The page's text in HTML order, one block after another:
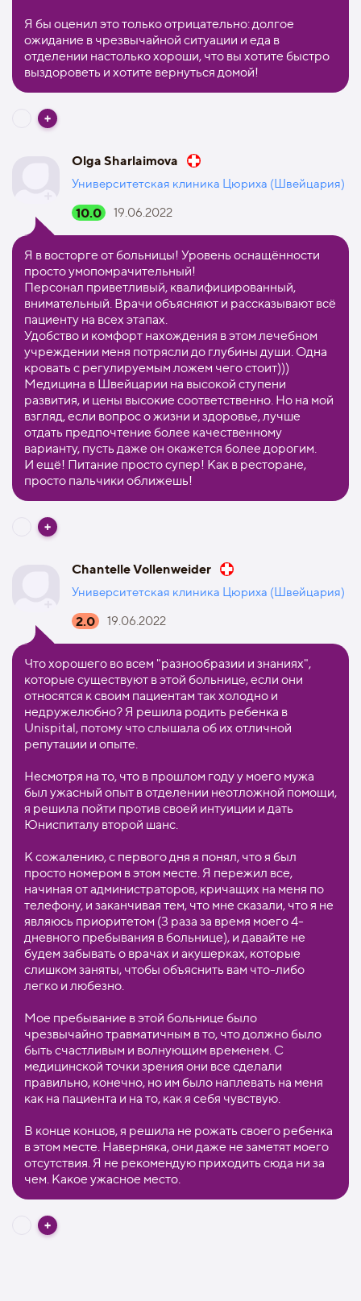
Я бы оценил это только отрицательно: долгое
ожидание в чрезвычайной ситуации и еда в
отделении настолько хороши, что вы хотите быстро
выздороветь и хотите вернуться домой!
Olga Sharlaimova
Университетская клиника Цюриха (Швейцария)
10.0 19.06.2022
Я в восторге от больницы! Уровень оснащённости
просто умопомрачительный!
Персонал приветливый, квалифицированный,
внимательный. Врачи объясняют и рассказывают всё
пациенту на всех этапах.
Удобство и комфорт нахождения в этом лечебном
учреждении меня потрясли до глубины души. Одна
кровать с регулируемым ложем чего стоит)))
Медицина в Швейцарии на высокой ступени
развития, и цены высокие соответственно. Но на мой
взгляд, если вопрос о жизни и здоровье, лучше
отдать предпочтение более качественному
варианту, пусть даже он окажется более дорогим.
И ещё! Питание просто супер! Как в ресторане,
просто пальчики оближешь!
Chantelle Vollenweider
Университетская клиника Цюриха (Швейцария)
2.0 19.06.2022
Что хорошего во всем "разнообразии и знаниях",
которые существуют в этой больнице, если они
относятся к своим пациентам так холодно и
недружелюбно? Я решила родить ребенка в
Unispital, потому что слышала об их отличной
репутации и опыте.
Несмотря на то, что в прошлом году у моего мужа
был ужасный опыт в отделении неотложной помощи,
я решила пойти против своей интуиции и дать
Юниспиталу второй шанс.
К сожалению, с первого дня я понял, что я был
просто номером в этом месте. Я пережил все,
начиная от администраторов, кричащих на меня по
телефону, и заканчивая тем, что мне сказали, что я не
являюсь приоритетом (3 раза за время моего 4-
дневного пребывания в больнице), и давайте не
будем забывать о врачах и акушерках, которые
слишком заняты, чтобы объяснить вам что-либо
легко и любезно.
Мое пребывание в этой больнице было
чрезвычайно травматичным в то, что должно было
быть счастливым и волнующим временем. С
медицинской точки зрения они все сделали
правильно, конечно, но им было наплевать на меня
как на пациента и на то, как я себя чувствую.
В конце концов, я решила не рожать своего ребенка
в этом месте. Наверняка, они даже не заметят моего
отсутствия. Я не рекомендую приходить сюда ни за
чем. Какое ужасное место.